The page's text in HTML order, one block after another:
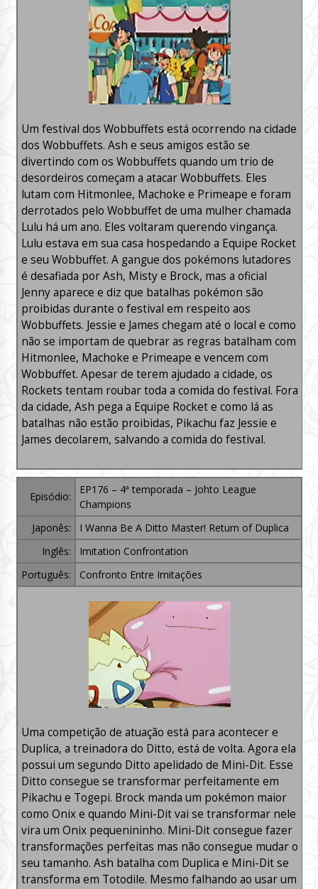
Um festival dos Wobbuffets está ocorrendo na cidade
dos Wobbuffets. Ash e seus amigos estão se
divertindo com os Wobbuffets quando um trio de
desordeiros começam a atacar Wobbuffets. Eles
lutam com Hitmonlee, Machoke e Primeape e foram
derrotados pelo Wobbuffet de uma mulher chamada
Lulu há um ano. Eles voltaram querendo vingança.
Lulu estava em sua casa hospedando a Equipe Rocket
e seu Wobbuffet. A gangue dos pokémons lutadores
é desafiada por Ash, Misty e Brock, mas a oficial
Jenny aparece e diz que batalhas pokémon são
proibidas durante o festival em respeito aos
Wobbuffets. Jessie e James chegam até o local e como
não se importam de quebrar as regras batalham com
Hitmonlee, Machoke e Primeape e vencem com
Wobbuffet. Apesar de terem ajudado a cidade, os
Rockets tentam roubar toda a comida do festival. Fora
da cidade, Ash pega a Equipe Rocket e como lá as
batalhas não estão proibidas, Pikachu faz Jessie e
James decolarem, salvando a comida do festival.
Episódio:
EP176 – 4ª temporada – Johto League
Champions
Japonês:
I Wanna Be A Ditto Master! Return of Duplica
Inglês:
Imitation Confrontation
Português:
Confronto Entre Imitações
Uma competição de atuação está para acontecer e
Duplica, a treinadora do Ditto, está de volta. Agora ela
possui um segundo Ditto apelidado de Mini-Dit. Esse
Ditto consegue se transformar perfeitamente em
Pikachu e Togepi. Brock manda um pokémon maior
como Onix e quando Mini-Dit vai se transformar nele
vira um Onix pequenininho. Mini-Dit consegue fazer
transformações perfeitas mas não consegue mudar o
seu tamanho. Ash batalha com Duplica e Mini-Dit se
transforma em Totodile. Mesmo falhando ao usar um